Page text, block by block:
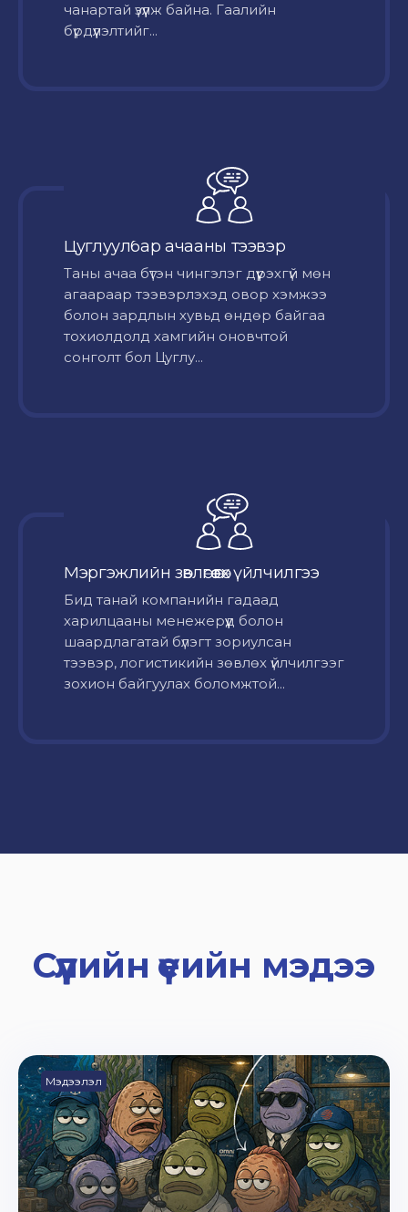
чанартай үзүүлж байна. Гаалийн
бүрдүүлэлтийг...
Цуглуулбар ачааны тээвэр
Таны ачаа бүтэн чингэлэг дүүрэхгүй мөн
агаараар тээвэрлэхэд овор хэмжээ
болон зардлын хувьд өндөр байгаа
тохиолдолд хамгийн оновчтой
сонголт бол Цуглу...
Мэргэжлийн зөвлөгөө өгөх үйлчилгээ
Бид танай компанийн гадаад
харилцааны менежерүүд болон
шаардлагатай бүлэгт зориулсан
тээвэр, логистикийн зөвлөх үйлчилгээг
зохион байгуулах боломжтой...
Сүүлийн үеийн мэдээ
Мэдээлэл